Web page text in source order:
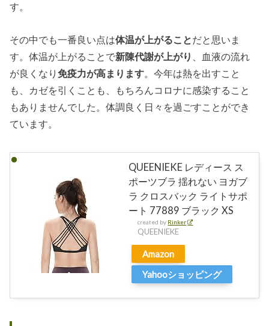
す。
その中でも一番良い点は体温が上がることだと思いま
す。体温が上がることで新陳代謝が上がり
、血液の流れ
が良くなり免疫力が高まります。今年は熱を出すこと
も、カゼを引くことも、もちろんコロナに感染すること
もありませんでした。体調良く日々を過ごすことができ
ています。
QUEENIEKE レディース ス
ポーツブラ 揺れない ヨガブ
ラ クロスバック ライトサポ
ート 77889 ブラック XS
created by Rinker
QUEENIEKE
Amazon
Yahooショッピング